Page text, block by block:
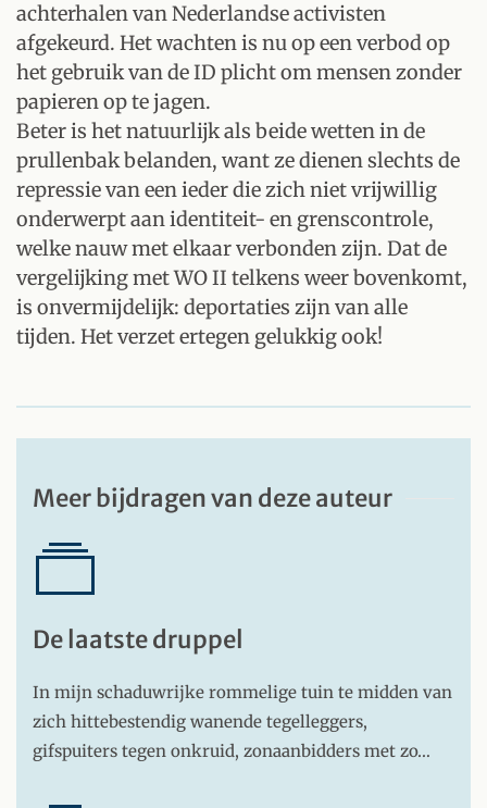
achterhalen van Nederlandse activisten
afgekeurd. Het wachten is nu op een verbod op
het gebruik van de ID plicht om mensen zonder
papieren op te jagen.
Beter is het natuurlijk als beide wetten in de
prullenbak belanden, want ze dienen slechts de
repressie van een ieder die zich niet vrijwillig
onderwerpt aan identiteit- en grenscontrole,
welke nauw met elkaar verbonden zijn. Dat de
vergelijking met WO II telkens weer bovenkomt,
is onvermijdelijk: deportaties zijn van alle
tijden. Het verzet ertegen gelukkig ook!
Meer bijdragen van deze auteur
De laatste druppel
In mijn schaduwrijke rommelige tuin te midden van
zich hittebestendig wanende tegelleggers,
gifspuiters tegen onkruid, zonaanbidders met zo…